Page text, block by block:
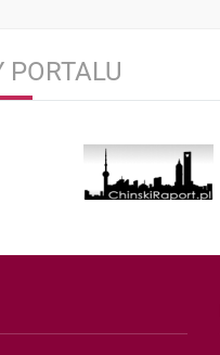
PORTALU